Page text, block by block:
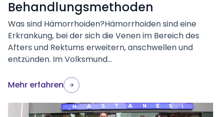
Behandlungsmethoden
Was sind Hämorrhoiden?Hämorrhoiden sind eine
Erkrankung, bei der sich die Venen im Bereich des
Afters und Rektums erweitern, anschwellen und
entzünden. Im Volksmund...
Mehr erfahren